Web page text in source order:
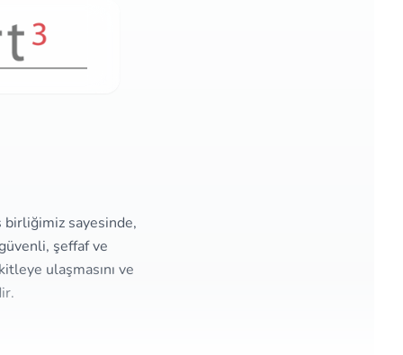
birliğimiz sayesinde,
şeffaf ve
ulaşmasını ve